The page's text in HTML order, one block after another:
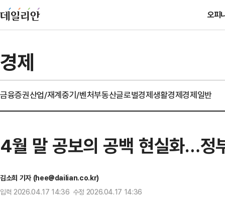
오피
경제
금융증권산업/재계중기/벤처부동산글로벌경제생활경제경제일반
4월 말 공보의 공백 현실화…정
김소희 기자 (hee@dailian.co.kr)
입력 2026.04.17 14:36 수정 2026.04.17 14:36